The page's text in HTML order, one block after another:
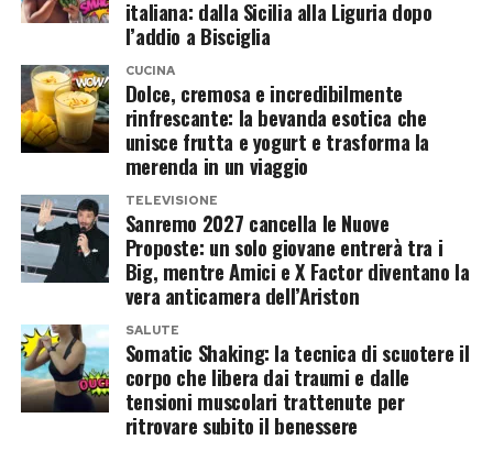
tramonto. Se l’unica opzione è la pausa pranzo,
l’unica scelta sicura è un ambiente climatizzato
artificialmente, impostato a non più di 5°C in
meno rispetto alla temperatura esterna per
evitare shock termici.
2. L’ingegneria dell’idratazione: oltre la
semplice acqua
Aspettare lo stimolo della sete significa essere
già disidratati dell’1%. La strategia corretta
prevede di bere 500 ml di acqua nelle due ore
precedenti lo sforzo, e poi sorseggiare circa 150
ml ogni 15 o 20 minuti di attività. Se
l’allenamento supera i 45 minuti, l’acqua da sola
italiana: dalla Sicilia alla Liguria dopo
l’addio a Bisciglia
CUCINA
Dolce, cremosa e incredibilmente
rinfrescante: la bevanda esotica che
unisce frutta e yogurt e trasforma la
merenda in un viaggio
TELEVISIONE
Sanremo 2027 cancella le Nuove
Proposte: un solo giovane entrerà tra i
Big, mentre Amici e X Factor diventano la
vera anticamera dell’Ariston
SALUTE
Somatic Shaking: la tecnica di scuotere il
corpo che libera dai traumi e dalle
tensioni muscolari trattenute per
ritrovare subito il benessere